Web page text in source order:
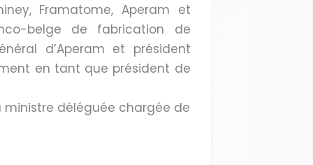
Framatome, Aperam et
belge de fabrication de
d’Aperam et président
en tant que président de
ministre déléguée chargée de